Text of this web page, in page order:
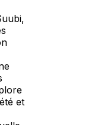
et